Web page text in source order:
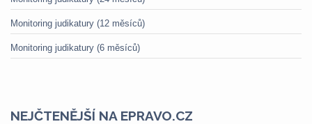
Monitoring judikatury (12 měsíců)
Monitoring judikatury (6 měsíců)
NEJČTENĚJŠÍ NA EPRAVO.CZ